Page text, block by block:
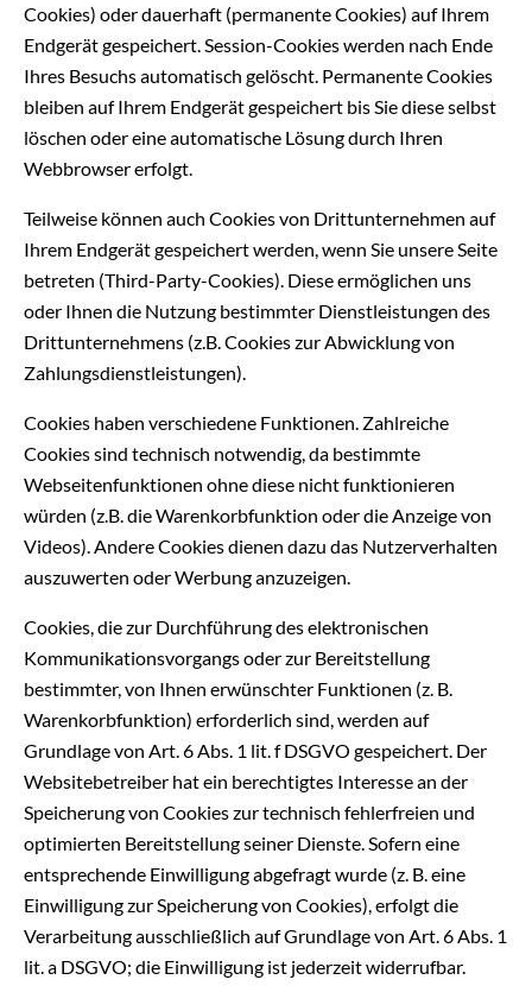
Cookies) oder dauerhaft (permanente Cookies) auf Ihrem
Endgerät gespeichert. Session-Cookies werden nach Ende
Ihres Besuchs automatisch gelöscht. Permanente Cookies
bleiben auf Ihrem Endgerät gespeichert bis Sie diese selbst
löschen oder eine automatische Lösung durch Ihren
Webbrowser erfolgt.
Teilweise können auch Cookies von Drittunternehmen auf
Ihrem Endgerät gespeichert werden, wenn Sie unsere Seite
betreten (Third-Party-Cookies). Diese ermöglichen uns
oder Ihnen die Nutzung bestimmter Dienstleistungen des
Drittunternehmens (z.B. Cookies zur Abwicklung von
Zahlungsdienstleistungen).
Cookies haben verschiedene Funktionen. Zahlreiche
Cookies sind technisch notwendig, da bestimmte
Webseitenfunktionen ohne diese nicht funktionieren
würden (z.B. die Warenkorbfunktion oder die Anzeige von
Videos). Andere Cookies dienen dazu das Nutzerverhalten
auszuwerten oder Werbung anzuzeigen.
Cookies, die zur Durchführung des elektronischen
Kommunikationsvorgangs oder zur Bereitstellung
bestimmter, von Ihnen erwünschter Funktionen (z. B.
Warenkorbfunktion) erforderlich sind, werden auf
Grundlage von Art. 6 Abs. 1 lit. f DSGVO gespeichert. Der
Websitebetreiber hat ein berechtigtes Interesse an der
Speicherung von Cookies zur technisch fehlerfreien und
optimierten Bereitstellung seiner Dienste. Sofern eine
entsprechende Einwilligung abgefragt wurde (z. B. eine
Einwilligung zur Speicherung von Cookies), erfolgt die
Verarbeitung ausschließlich auf Grundlage von Art. 6 Abs. 1
lit. a DSGVO; die Einwilligung ist jederzeit widerrufbar.